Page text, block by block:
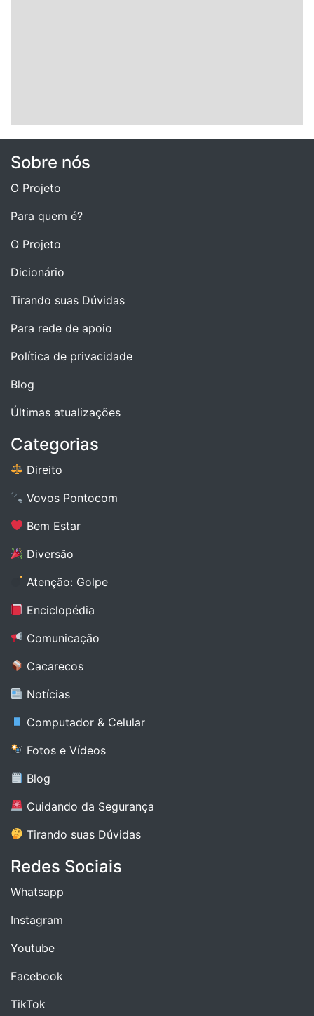
Sobre nós
O Projeto
Para quem é?
O Projeto
Dicionário
Tirando suas Dúvidas
Para rede de apoio
Política de privacidade
Blog
Últimas atualizações
Categorias
Direito
Vovos Pontocom
Bem Estar
Diversão
Atenção: Golpe
Enciclopédia
Comunicação
Cacarecos
Notícias
Computador & Celular
Fotos e Vídeos
Blog
Cuidando da Segurança
Tirando suas Dúvidas
Redes Sociais
Whatsapp
Instagram
Youtube
Facebook
TikTok